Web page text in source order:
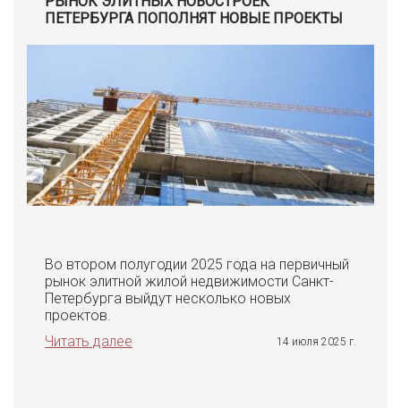
ПЕТЕРБУРГА ПОПОЛНЯТ НОВЫЕ ПРОЕКТЫ
Во втором полугодии 2025 года на первичный
рынок элитной жилой недвижимости Санкт-
Петербурга выйдут несколько новых
проектов.
Читать далее
14 июля 2025 г.